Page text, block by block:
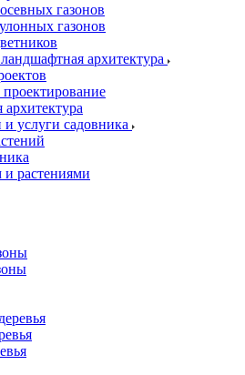
газонов
газонов
архитектура
и услуги садовника
и растениями